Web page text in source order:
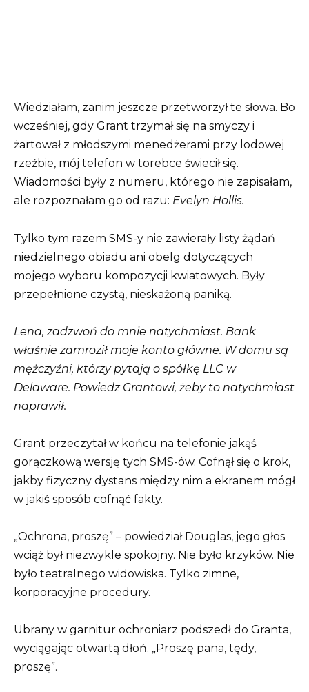
Wiedziałam, zanim jeszcze przetworzył te słowa. Bo
wcześniej, gdy Grant trzymał się na smyczy i
żartował z młodszymi menedżerami przy lodowej
rzeźbie, mój telefon w torebce świecił się.
Wiadomości były z numeru, którego nie zapisałam,
ale rozpoznałam go od razu: Evelyn Hollis.
Tylko tym razem SMS-y nie zawierały listy żądań
niedzielnego obiadu ani obelg dotyczących
mojego wyboru kompozycji kwiatowych. Były
przepełnione czystą, nieskażoną paniką.
Lena, zadzwoń do mnie natychmiast. Bank
właśnie zamroził moje konto główne. W domu są
mężczyźni, którzy pytają o spółkę LLC w
Delaware. Powiedz Grantowi, żeby to natychmiast
naprawił.
Grant przeczytał w końcu na telefonie jakąś
gorączkową wersję tych SMS-ów. Cofnął się o krok,
jakby fizyczny dystans między nim a ekranem mógł
w jakiś sposób cofnąć fakty.
„Ochrona, proszę” – powiedział Douglas, jego głos
wciąż był niezwykle spokojny. Nie było krzyków. Nie
było teatralnego widowiska. Tylko zimne,
korporacyjne procedury.
Ubrany w garnitur ochroniarz podszedł do Granta,
wyciągając otwartą dłoń. „Proszę pana, tędy,
proszę”.